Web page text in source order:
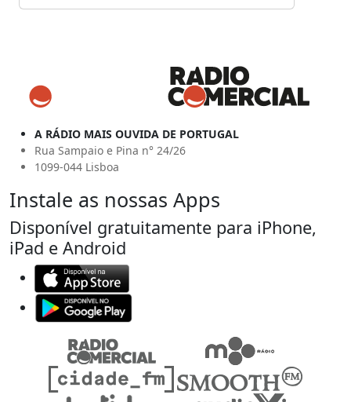
A RÁDIO MAIS OUVIDA DE PORTUGAL
Rua Sampaio e Pina n° 24/26
1099-044 Lisboa
Instale as nossas Apps
Disponível gratuitamente para iPhone,
iPad e Android